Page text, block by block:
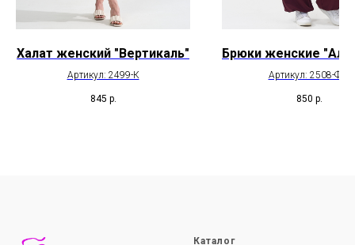
Халат женский "Вертикаль"
Артикул: 2499-К
845 р.
Брюки женские
Артикул: 2508-Фут
850 р.
Каталог